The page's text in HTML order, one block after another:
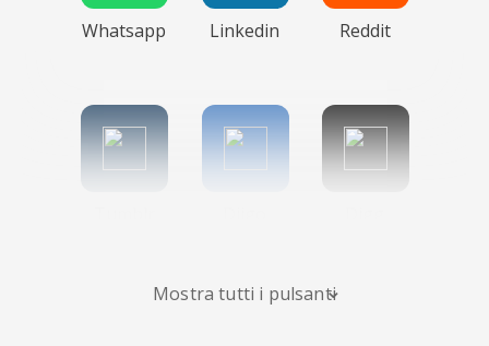
Whatsapp Linkedin Reddit
Mostra tutti i pulsanti